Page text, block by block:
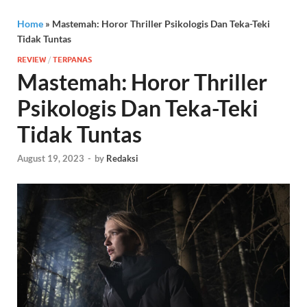
Home » Mastemah: Horor Thriller Psikologis Dan Teka-Teki
Tidak Tuntas
REVIEW / TERPANAS
Mastemah: Horor Thriller
Psikologis Dan Teka-Teki
Tidak Tuntas
August 19, 2023 - by Redaksi